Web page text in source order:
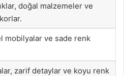
doğal malzemeler ve
mobilyalar ve sade renk
zarif detaylar ve koyu renk